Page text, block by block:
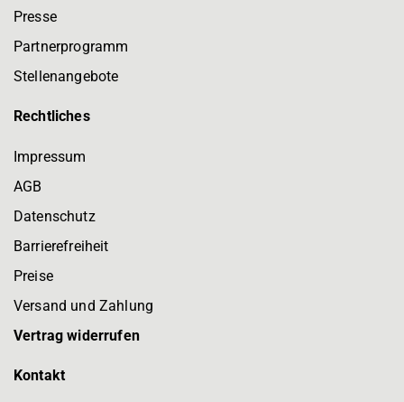
Presse
Partnerprogramm
Stellenangebote
Rechtliches
Impressum
AGB
Datenschutz
Barrierefreiheit
Preise
Versand und Zahlung
Vertrag widerrufen
Kontakt